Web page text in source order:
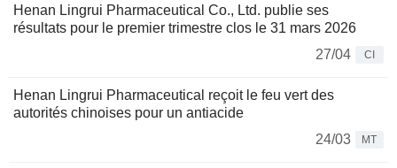
Henan Lingrui Pharmaceutical Co., Ltd. publie ses
résultats pour le premier trimestre clos le 31 mars 2026
27/04
CI
Henan Lingrui Pharmaceutical reçoit le feu vert des
autorités chinoises pour un antiacide
24/03
MT